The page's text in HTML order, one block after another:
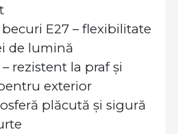
E27 – flexibilitate
de lumină
rezistent la praf și
exterior
plăcută și sigură